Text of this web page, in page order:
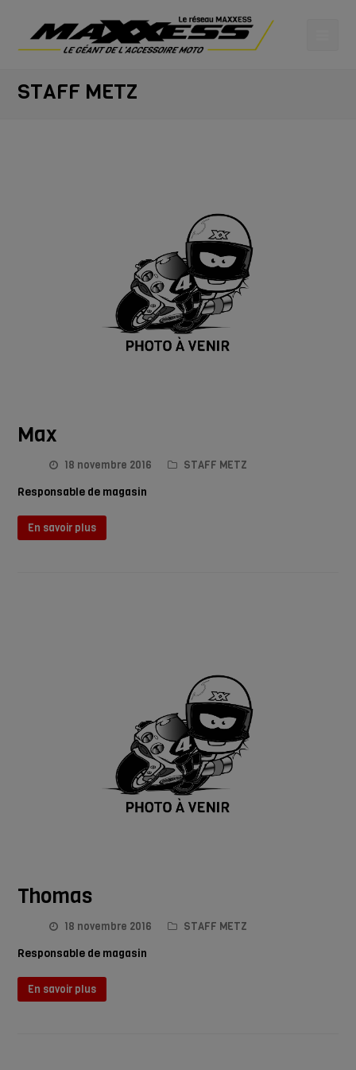
STAFF METZ
Max
18 novembre 2016 STAFF METZ
Responsable de magasin
En savoir plus
Thomas
18 novembre 2016 STAFF METZ
Responsable de magasin
En savoir plus